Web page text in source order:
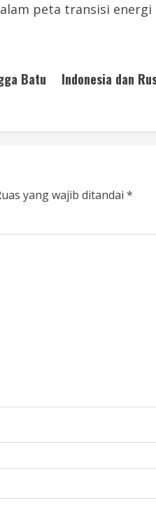
peta transisi energi
Batu
Indonesia dan
yang wajib ditandai *